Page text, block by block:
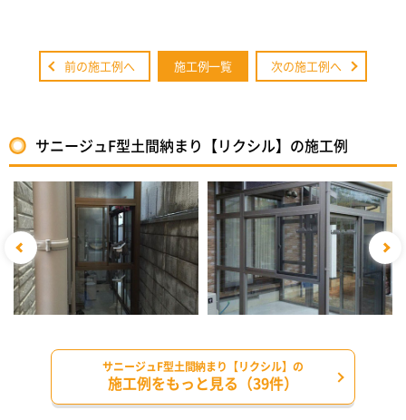
前の施工例へ 施工例一覧 次の施工例へ
サニージュF型土間納まり【リクシル】の施工例
サニージュF型土間納まり【リクシル】の
施工例をもっと見る（39件）